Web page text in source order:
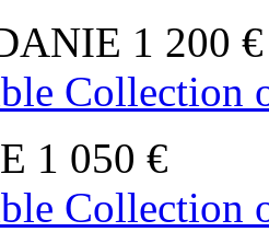
1 200 €
Collection
1 050 €
Collection